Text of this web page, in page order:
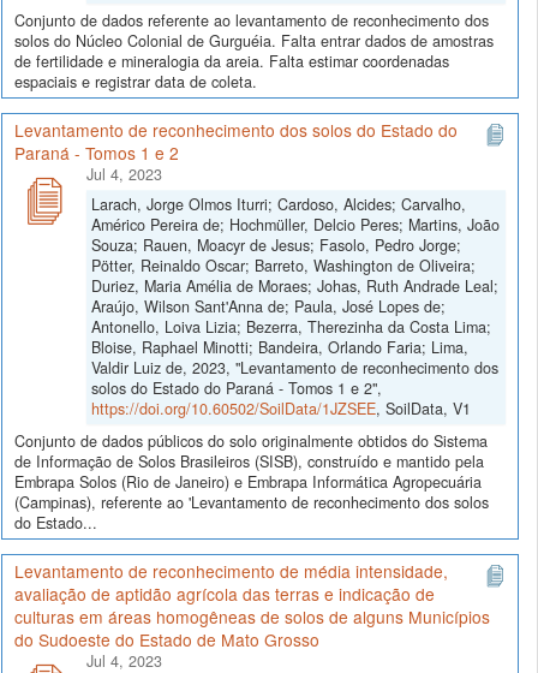
Conjunto de dados referente ao levantamento de reconhecimento dos
solos do Núcleo Colonial de Gurguéia. Falta entrar dados de amostras
de fertilidade e mineralogia da areia. Falta estimar coordenadas
espaciais e registrar data de coleta.
Levantamento de reconhecimento dos solos do Estado do
Paraná - Tomos 1 e 2
Jul 4, 2023
Larach, Jorge Olmos Iturri; Cardoso, Alcides; Carvalho,
Américo Pereira de; Hochmüller, Delcio Peres; Martins, João
Souza; Rauen, Moacyr de Jesus; Fasolo, Pedro Jorge;
Pötter, Reinaldo Oscar; Barreto, Washington de Oliveira;
Duriez, Maria Amélia de Moraes; Johas, Ruth Andrade Leal;
Araújo, Wilson Sant'Anna de; Paula, José Lopes de;
Antonello, Loiva Lizia; Bezerra, Therezinha da Costa Lima;
Bloise, Raphael Minotti; Bandeira, Orlando Faria; Lima,
Valdir Luiz de, 2023, "Levantamento de reconhecimento dos
solos do Estado do Paraná - Tomos 1 e 2",
https://doi.org/10.60502/SoilData/1JZSEE, SoilData, V1
Conjunto de dados públicos do solo originalmente obtidos do Sistema
de Informação de Solos Brasileiros (SISB), construído e mantido pela
Embrapa Solos (Rio de Janeiro) e Embrapa Informática Agropecuária
(Campinas), referente ao 'Levantamento de reconhecimento dos solos
do Estado...
Levantamento de reconhecimento de média intensidade,
avaliação de aptidão agrícola das terras e indicação de
culturas em áreas homogêneas de solos de alguns Municípios
do Sudoeste do Estado de Mato Grosso
Jul 4, 2023